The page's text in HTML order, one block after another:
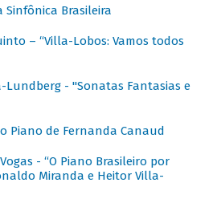
Sinfônica Brasileira
– “Villa-Lobos: Vamos todos
Lundberg - "Sonatas Fantasias e
Piano de Fernanda Canaud
- “O Piano Brasileiro por
Miranda e Heitor Villa-